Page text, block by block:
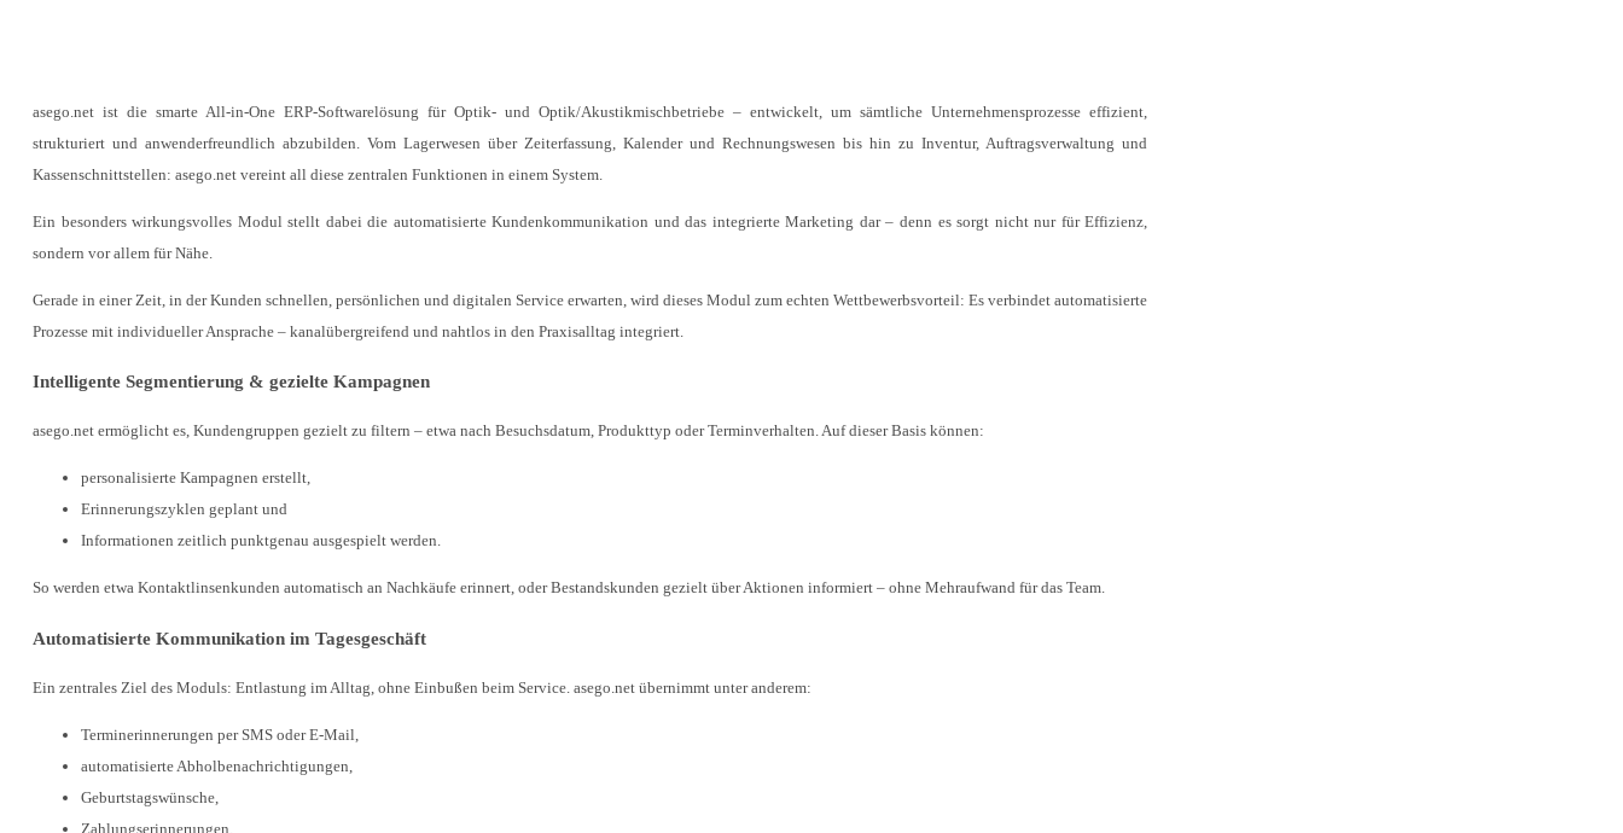
asego.net ist die smarte All-in-One ERP-Softwarelösung für Optik- und Optik/Akustikmischbetriebe – entwickelt, um sämtliche Unternehmensprozesse effizient,
strukturiert und anwenderfreundlich abzubilden. Vom Lagerwesen über Zeiterfassung, Kalender und Rechnungswesen bis hin zu Inventur, Auftragsverwaltung und
Kassenschnittstellen: asego.net vereint all diese zentralen Funktionen in einem System.
Ein besonders wirkungsvolles Modul stellt dabei die automatisierte Kundenkommunikation und das integrierte Marketing dar – denn es sorgt nicht nur für Effizienz,
sondern vor allem für Nähe.
Gerade in einer Zeit, in der Kunden schnellen, persönlichen und digitalen Service erwarten, wird dieses Modul zum echten Wettbewerbsvorteil: Es verbindet automatisierte
Prozesse mit individueller Ansprache – kanalübergreifend und nahtlos in den Praxisalltag integriert.
Intelligente Segmentierung & gezielte Kampagnen
asego.net ermöglicht es, Kundengruppen gezielt zu filtern – etwa nach Besuchsdatum, Produkttyp oder Terminverhalten. Auf dieser Basis können:
personalisierte Kampagnen erstellt,
Erinnerungszyklen geplant und
Informationen zeitlich punktgenau ausgespielt werden.
So werden etwa Kontaktlinsenkunden automatisch an Nachkäufe erinnert, oder Bestandskunden gezielt über Aktionen informiert – ohne Mehraufwand für das Team.
Automatisierte Kommunikation im Tagesgeschäft
Ein zentrales Ziel des Moduls: Entlastung im Alltag, ohne Einbußen beim Service. asego.net übernimmt unter anderem:
Terminerinnerungen per SMS oder E-Mail,
automatisierte Abholbenachrichtigungen,
Geburtstagswünsche,
Zahlungserinnerungen,